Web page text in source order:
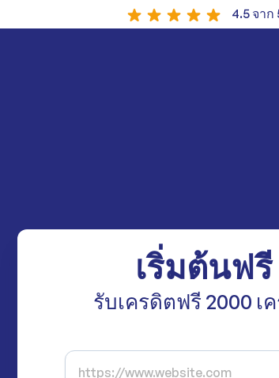
4.5 จาก
เริ่มต้นฟรี
รับเครดิตฟรี 2000 เ